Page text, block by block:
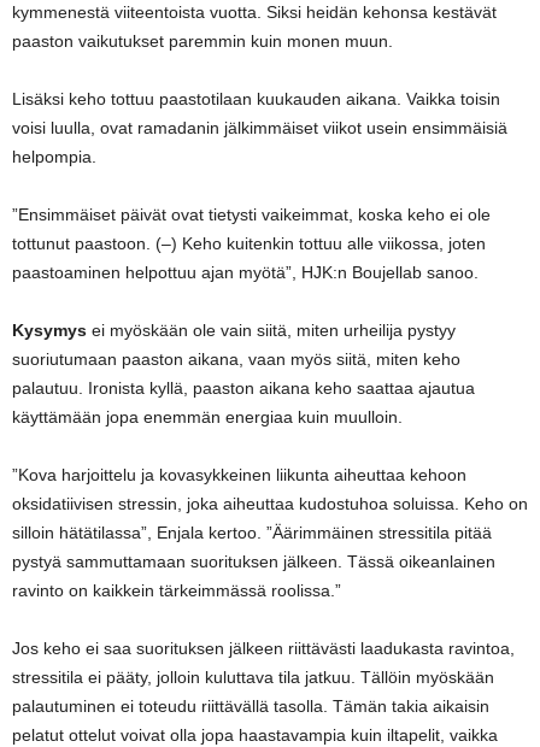
kymmenestä viiteentoista vuotta. Siksi heidän kehonsa kestävät
paaston vaikutukset paremmin kuin monen muun.
Lisäksi keho tottuu paastotilaan kuukauden aikana. Vaikka toisin
voisi luulla, ovat ramadanin jälkimmäiset viikot usein ensimmäisiä
helpompia.
”Ensimmäiset päivät ovat tietysti vaikeimmat, koska keho ei ole
tottunut paastoon. (–) Keho kuitenkin tottuu alle viikossa, joten
paastoaminen helpottuu ajan myötä”, HJK:n Boujellab sanoo.
Kysymys ei myöskään ole vain siitä, miten urheilija pystyy
suoriutumaan paaston aikana, vaan myös siitä, miten keho
palautuu. Ironista kyllä, paaston aikana keho saattaa ajautua
käyttämään jopa enemmän energiaa kuin muulloin.
”Kova harjoittelu ja kovasykkeinen liikunta aiheuttaa kehoon
oksidatiivisen stressin, joka aiheuttaa kudostuhoa soluissa. Keho on
silloin hätätilassa”, Enjala kertoo. ”Äärimmäinen stressitila pitää
pystyä sammuttamaan suorituksen jälkeen. Tässä oikeanlainen
ravinto on kaikkein tärkeimmässä roolissa.”
Jos keho ei saa suorituksen jälkeen riittävästi laadukasta ravintoa,
stressitila ei pääty, jolloin kuluttava tila jatkuu. Tällöin myöskään
palautuminen ei toteudu riittävällä tasolla. Tämän takia aikaisin
pelatut ottelut voivat olla jopa haastavampia kuin iltapelit, vaikka